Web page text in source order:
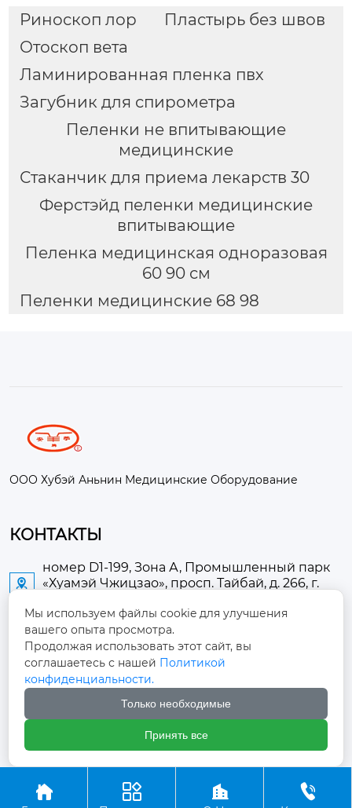
Риноскоп лор
Пластырь без швов
Отоскоп вета
Ламинированная пленка пвх
Загубник для спирометра
Пеленки не впитывающие
медицинские
Стаканчик для приема лекарств 30
Ферстэйд пеленки медицинские
впитывающие
Пеленка медицинская одноразовая
60 90 см
Пеленки медицинские 68 98
ООО Хубэй Аньнин Медицинские Оборудование
КОНТАКТЫ

номер D1-199, Зона А, Промышленный парк
«Хуамэй Чжицзао», просп. Тайбай, д. 266, г.
 2673889948@qq.com
+86-13705274289
+86-19084124289
Оборудование
   
Мы используем файлы cookie для улучшения
вашего опыта просмотра.
Продолжая использовать этот сайт, вы
соглашаетесь с нашей Политикой
конфиденциальности.
Только необходимые
Принять все